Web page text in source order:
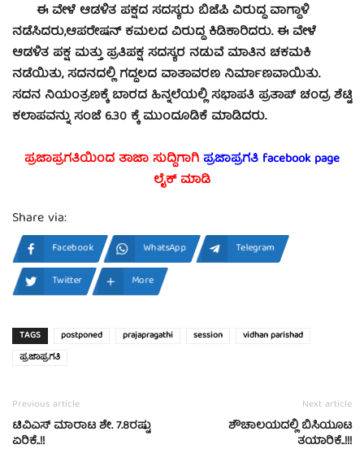
ಈ ವೇಳೆ ಆಡಳಿತ ಪಕ್ಷದ ಸದಸ್ಯರು ಬಿಜೆಪಿ ವಿರುದ್ಧ ವಾಗ್ದಾಳಿ
ನಡೆಸಿದರು,ಆಪರೇಷನ್ ಕಮಲದ ವಿರುದ್ಧ ಕಿಡಿಕಾರಿದರು. ಈ ವೇಳೆ
ಆಡಳಿತ ಪಕ್ಷ ಮತ್ತು ಪ್ರತಿಪಕ್ಷ ಸದಸ್ಯರ ನಡುವೆ ಮಾತಿನ ಚಕಮಕಿ
ನಡೆಯಿತು, ಸದನದಲ್ಲಿ ಗದ್ದಲದ ವಾತಾವರಣ ನಿರ್ಮಾಣವಾಯಿತು.
ಸದನ ನಿಯಂತ್ರಣಕ್ಕೆ ಬಾರದ ಹಿನ್ನಲೆಯಲ್ಲಿ ಸಭಾಪತಿ ಪ್ರತಾಪ್ ಚಂದ್ರ ಶೆಟ್ಟಿ
ಕಲಾಪವನ್ನು ಸಂಜೆ 6.30 ಕ್ಕೆ ಮುಂದೂಡಿಕೆ ಮಾಡಿದರು.
ಪ್ರಜಾಪ್ರಗತಿಯಿಂದ ತಾಜಾ ಸುದ್ದಿಗಾಗಿಪ್ರಜಾಪ್ರಗತಿ facebookpage
ಲೈಕ್ ಮಾಡಿ
Share via:
Facebook WhatsApp
Telegram
Twitter
More
TAGS postponed prajapragathi session
vidhan parishad
ಪ್ರಜಾಪ್ರಗತಿ
Previous article
ಟಿವಿಎಸ್‌ ಮಾರಾಟ ಶೇ. 7.8ರಷ್ಟು
ಏರಿಕೆ..!!
Next article
ಶೌಚಾಲಯದಲ್ಲಿ ಬಿಸಿಯೂಟ
ತಯಾರಿಕೆ..!!!